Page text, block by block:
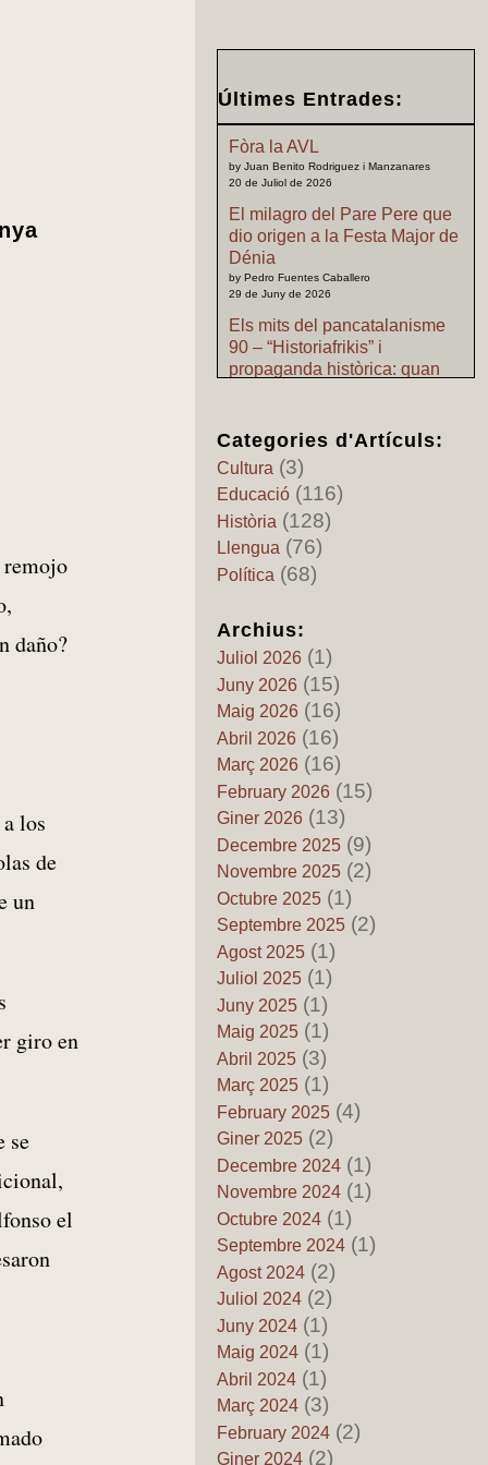
remojo
daño?
los
de
un
giro en
se
el
Últimes Entrades:
Fòra la AVL
by Juan Benito Rodriguez i Manzanares
20 de Juliol de 2026
El milagro del Pare Pere que
dio origen a la Festa Major de
Dénia
by Pedro Fuentes Caballero
29 de Juny de 2026
Els mits del pancatalanisme
90 – “Historiafrikis” i
propaganda històrica: quan
by Pedro Fuentes Caballero
24 de Juny de 2026
Els mits del pancatalanisme
89 – L’inexistent “Regne de
Catalunya”: quan la
terminologia moderna reescriu
l’Edat Mija
by Pedro Fuentes Caballero
Els mits del pancatalanisme
88 – Catalunya, els grecs i els
tartessos: quan l’imaginació
substituïx a l’història
by Pedro Fuentes Caballero
20 de Juny de 2026
Els mits del pancatalanisme
87 – La “primera derrota de
Napoleó en Catalunya”: entre
la llegenda patriòtica i la
realitat històrica
by Pedro Fuentes Caballero
18 de Juny de 2026
Els mits del pancatalanisme
86 – El mit del repoblament
exclusivament català del
Regne de Valéncia
by Pedro Fuentes Caballero
16 de Juny de 2026
Els mits del pancatalanisme
85 – La conquista del
Mediterràneu no va ser “una
empresa catalana”: el perill de
reescriure l’història
by Pedro Fuentes Caballero
Sociólogos Valencianos al
servicio del Pancatalanismo
by Josefa Villanueva Espinosa
13 de Juny de 2026
Els mits del pancatalanisme
84 – Amèrica no la varen
descobrir els catalans: quan la
fantasia substituïx a l’història
by Pedro Fuentes Caballero
12 de Juny de 2026
Els mits del pancatalanisme
83 – Pau Claris i el supost
Categories d'Artículs:
Cultura (3)
Educació (116)
Història (128)
Llengua (76)
Política (68)
Archius:
Juliol 2026 (1)
Juny 2026 (15)
Maig 2026 (16)
Abril 2026 (16)
Març 2026 (16)
February 2026 (15)
Giner 2026 (13)
Decembre 2025 (9)
Novembre 2025 (2)
Octubre 2025 (1)
Septembre 2025 (2)
Agost 2025 (1)
Juliol 2025 (1)
Juny 2025 (1)
Maig 2025 (1)
Abril 2025 (3)
Març 2025 (1)
February 2025 (4)
Giner 2025 (2)
Decembre 2024 (1)
Novembre 2024 (1)
Octubre 2024 (1)
Septembre 2024 (1)
Agost 2024 (2)
Juliol 2024 (2)
Juny 2024 (1)
Maig 2024 (1)
Abril 2024 (1)
Març 2024 (3)
February 2024 (2)
Giner 2024 (2)